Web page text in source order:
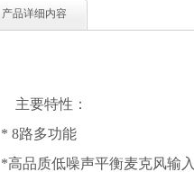
产品详细内容
主要特性：
* 8路多功能
*高品质低噪声平衡麦克风输入